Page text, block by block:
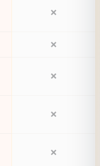
❌
❌
❌
❌
❌